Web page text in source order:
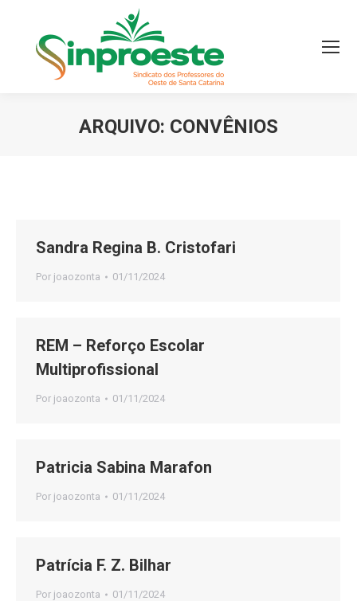
ARQUIVO: CONVÊNIOS
Sandra Regina B. Cristofari
Por joaozonta 01/11/2024
REM – Reforço Escolar
Multiprofissional
Por joaozonta 01/11/2024
Patricia Sabina Marafon
Por joaozonta 01/11/2024
Patrícia F. Z. Bilhar
Por joaozonta 01/11/2024